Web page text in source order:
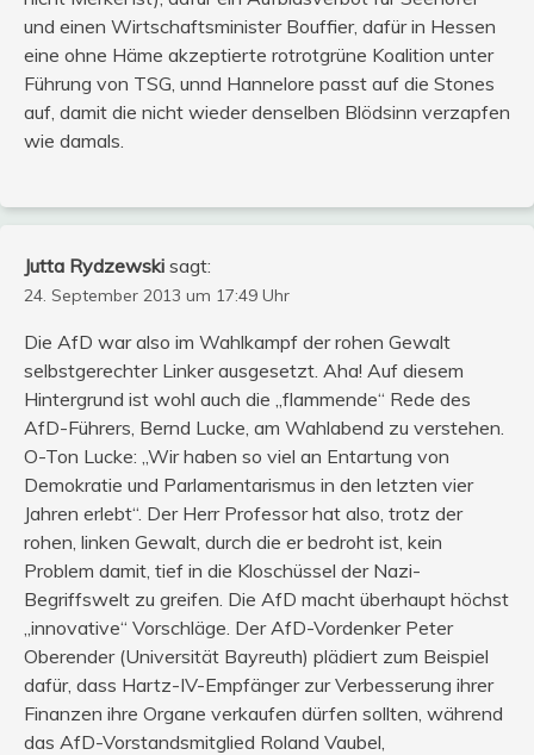
und einen Wirtschaftsminister Bouffier, dafür in Hessen
eine ohne Häme akzeptierte rotrotgrüne Koalition unter
Führung von TSG, unnd Hannelore passt auf die Stones
auf, damit die nicht wieder denselben Blödsinn verzapfen
wie damals.
Jutta Rydzewski sagt:
24. September 2013 um 17:49 Uhr
Die AfD war also im Wahlkampf der rohen Gewalt
selbstgerechter Linker ausgesetzt. Aha! Auf diesem
Hintergrund ist wohl auch die „flammende“ Rede des
AfD-Führers, Bernd Lucke, am Wahlabend zu verstehen.
O-Ton Lucke: „Wir haben so viel an Entartung von
Demokratie und Parlamentarismus in den letzten vier
Jahren erlebt“. Der Herr Professor hat also, trotz der
rohen, linken Gewalt, durch die er bedroht ist, kein
Problem damit, tief in die Kloschüssel der Nazi-
Begriffswelt zu greifen. Die AfD macht überhaupt höchst
„innovative“ Vorschläge. Der AfD-Vordenker Peter
Oberender (Universität Bayreuth) plädiert zum Beispiel
dafür, dass Hartz-IV-Empfänger zur Verbesserung ihrer
Finanzen ihre Organe verkaufen dürfen sollten, während
das AfD-Vorstandsmitglied Roland Vaubel,